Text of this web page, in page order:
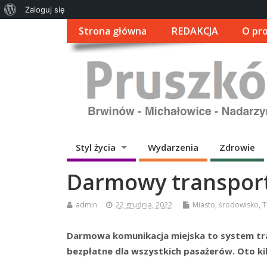
Strona główna REDAKCJA O
Styl życia Wydarzenia Zdrowie
Darmowy
admin 22 grudnia, 2022 Miasto, środowisko,
Darmowa komunikacja miejska to system
bezpłatne dla wszystkich pasażerów. Oto
Zaloguj się